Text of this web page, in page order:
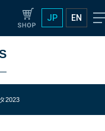
JP EN
2023